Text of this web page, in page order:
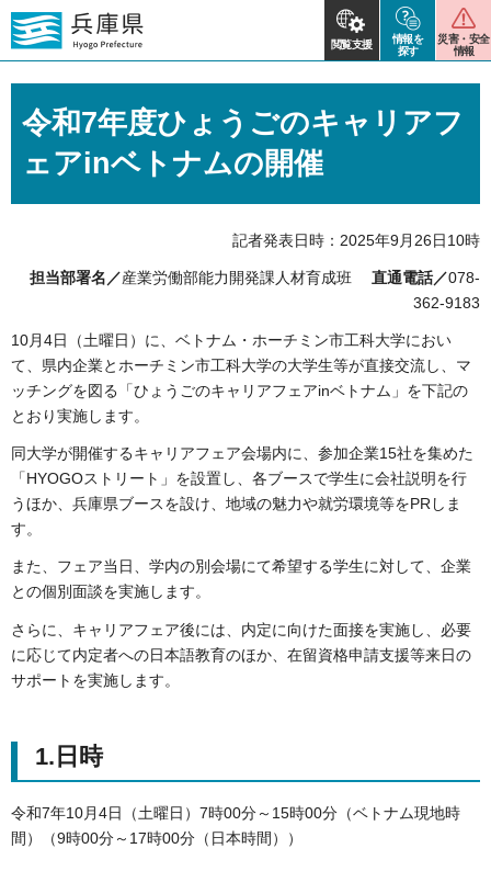
閲覧支援
情報を
探す
災害・安全
情報
令和7年度ひょうごのキャリアフ
ェアinベトナムの開催
記者発表日時：2025年9月26日10時
担当部署名／産業労働部能力開発課人材育成班 直通電話／078-
362-9183
10月4日（土曜日）に、ベトナム・ホーチミン市工科大学におい
て、県内企業とホーチミン市工科大学の大学生等が直接交流し、マ
ッチングを図る「ひょうごのキャリアフェアinベトナム」を下記の
とおり実施します。
同大学が開催するキャリアフェア会場内に、参加企業15社を集めた
「HYOGOストリート」を設置し、各ブースで学生に会社説明を行
うほか、兵庫県ブースを設け、地域の魅力や就労環境等をPRしま
す。
また、フェア当日、学内の別会場にて希望する学生に対して、企業
との個別面談を実施します。
さらに、キャリアフェア後には、内定に向けた面接を実施し、必要
に応じて内定者への日本語教育のほか、在留資格申請支援等来日の
サポートを実施します。
1.日時
令和7年10月4日（土曜日）7時00分～15時00分（ベトナム現地時
間）（9時00分～17時00分（日本時間））